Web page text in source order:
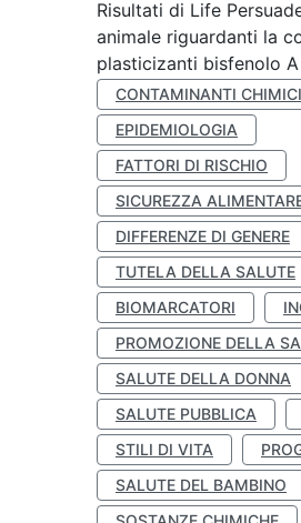
Risultati di Life
animale riguardanti la
plasticizanti bisfenolo
CONTAMINANTI CHIMICI
EPIDEMIOLOGIA
FATTORI DI RISCHIO
SICUREZZA
DIFFERENZE DI GENERE
TUTELA DELLA SALUTE
BIOMARCATORI
PROMOZIONE DELLA
SALUTE DELLA DONNA
SALUTE PUBBLICA
STILI DI VITA
SALUTE DEL BAMBINO